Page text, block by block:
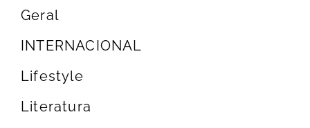
Geral
INTERNACIONAL
Lifestyle
Literatura